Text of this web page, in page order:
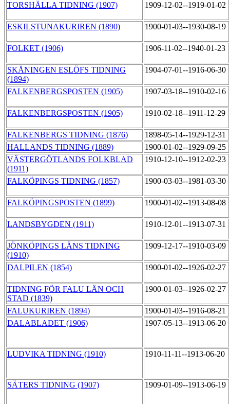
TORSHÄLLA TIDNING (1907) 1909-12-02--1919-01-02
ESKILSTUNAKURIREN (1890) 1900-01-03--1930-08-19
FOLKET (1906) 1906-11-02--1940-01-23
SKÅNINGEN ESLÖFS TIDNING
(1894)
1904-07-01--1916-06-30
FALKENBERGSPOSTEN (1905) 1907-03-18--1910-02-16
FALKENBERGSPOSTEN (1905) 1910-02-18--1911-12-29
FALKENBERGS TIDNING (1876)
1898-05-14--1929-12-31
HALLANDS TIDNING (1889)
1900-01-02--1929-09-25
VÄSTERGÖTLANDS FOLKBLAD
(1911)
1910-12-10--1912-02-23
FALKÖPINGS TIDNING (1857) 1900-03-03--1981-03-30
FALKÖPINGSPOSTEN (1899) 1900-01-02--1913-08-08
LANDSBYGDEN (1911) 1910-12-01--1913-07-31
JÖNKÖPINGS LÄNS TIDNING
(1910)
1909-12-17--1910-03-09
DALPILEN (1854) 1900-01-02--1926-02-27
TIDNING FÖR FALU LÄN OCH
STAD (1839)
1900-01-03--1926-02-27
FALUKURIREN (1894)
1900-01-03--1916-08-21
DALABLADET (1906)
1907-05-13--1913-06-20
LUDVIKA TIDNING (1910) 1910-11-11--1913-06-20
SÄTERS TIDNING (1907) 1909-01-09--1913-06-19